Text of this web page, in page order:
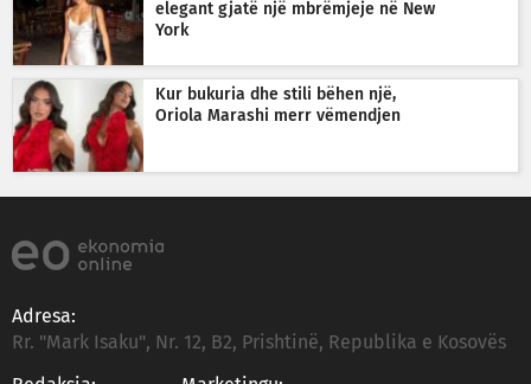
elegant gjatë një mbrëmjeje në New
York
Kur bukuria dhe stili bëhen një,
Oriola Marashi merr vëmendjen
Adresa:
Rr. "Mark Isaku", Nr. 12, B2, Prishtinë, Republika e Kosovës